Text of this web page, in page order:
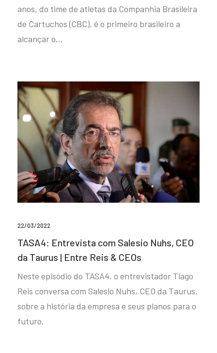
anos, do time de atletas da Companhia Brasileira
de Cartuchos (CBC), é o primeiro brasileiro a
alcançar o…
22/03/2022
TASA4: Entrevista com Salesio Nuhs, CEO
da Taurus | Entre Reis & CEOs
Neste episódio do TASA4, o entrevistador Tiago
Reis conversa com Salesio Nuhs, CEO da Taurus,
sobre a história da empresa e seus planos para o
futuro.